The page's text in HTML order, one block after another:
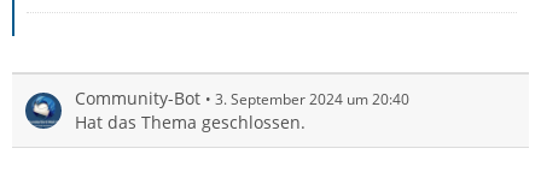
Community-Bot 3. September 2024 um 20:40
Hat das Thema geschlossen.